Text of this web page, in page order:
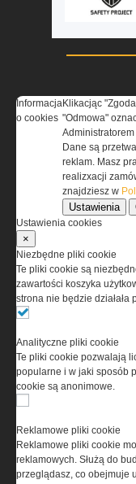
O NAS
Codzienne źródło
i wyposażeniu
Regulamin
www.special-ops.pl
Korzystanie z
z
przez Grupa
Informacja
o cookies
Klikacjąc
"Odmowa"
Dane są
reklam. Masz
realizxacji
znajdziesz w
Ustawienia
Ustawienia cookies
×
Niezbędne pliki cookie
Te pliki cookie są
zawartości koszyka
strona nie będzie
Analityczne pliki cookie
Te pliki cookie pozwalają
popularne i w jaki sposób
cookie są anonimowe.
Reklamowe pliki cookie
Reklamowe pliki cookie
reklamowych. Służą do
przeglądasz, co obejmuje